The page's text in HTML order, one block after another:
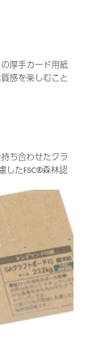
厚手カード用紙
感を楽しむこと
ち合わせたクラ
したFSC®森林認